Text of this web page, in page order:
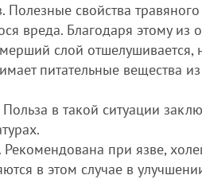
свойства
вреда. Благодаря этому из
слой отшелушивается,
питательные вещества
в такой ситуации
при язве,
в этом случае в